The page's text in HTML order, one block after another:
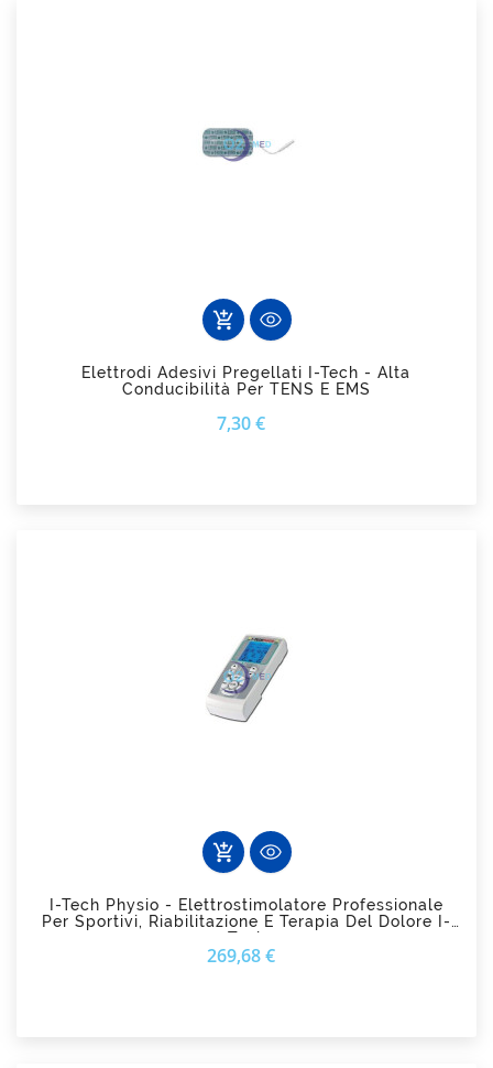
add_shopping_cart
Elettrodi Adesivi Pregellati I-Tech - Alta
Conducibilità Per TENS E EMS
7,30 €
add_shopping_cart
I-Tech Physio - Elettrostimolatore Professionale
Per Sportivi, Riabilitazione E Terapia Del Dolore I-
Tech
269,68 €